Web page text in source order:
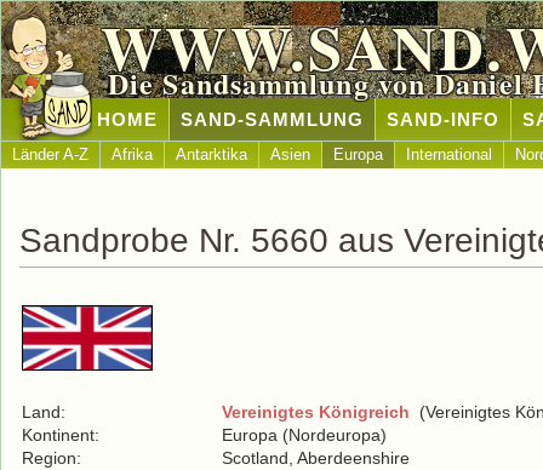
Die Sandsammlung von Daniel
HOME SAND-SAMMLUNG SAND-INFO
Länder A-Z Afrika Antarktika Asien Europa International
Sandprobe Nr. 5660 aus
Land: Vereinigtes Königreich (Vereinigtes
Kontinent:
Europa (Nordeuropa)
Region:
Scotland, Aberdeenshire